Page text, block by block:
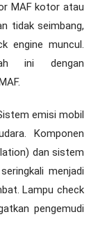
MAF kotor atau
tidak seimbang,
engine muncul.
ini dengan
emisi mobil
Komponen
dan sistem
menjadi
Lampu check
pengemudi